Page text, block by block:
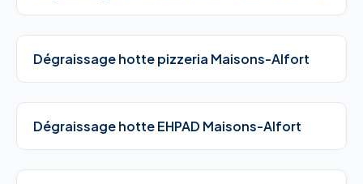
Dégraissage hotte pizzeria Maisons-Alfort
Dégraissage hotte EHPAD Maisons-Alfort